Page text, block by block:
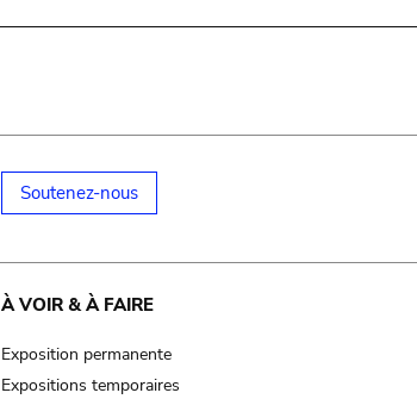
Soutenez-nous
À VOIR & À FAIRE
Exposition permanente
Expositions temporaires